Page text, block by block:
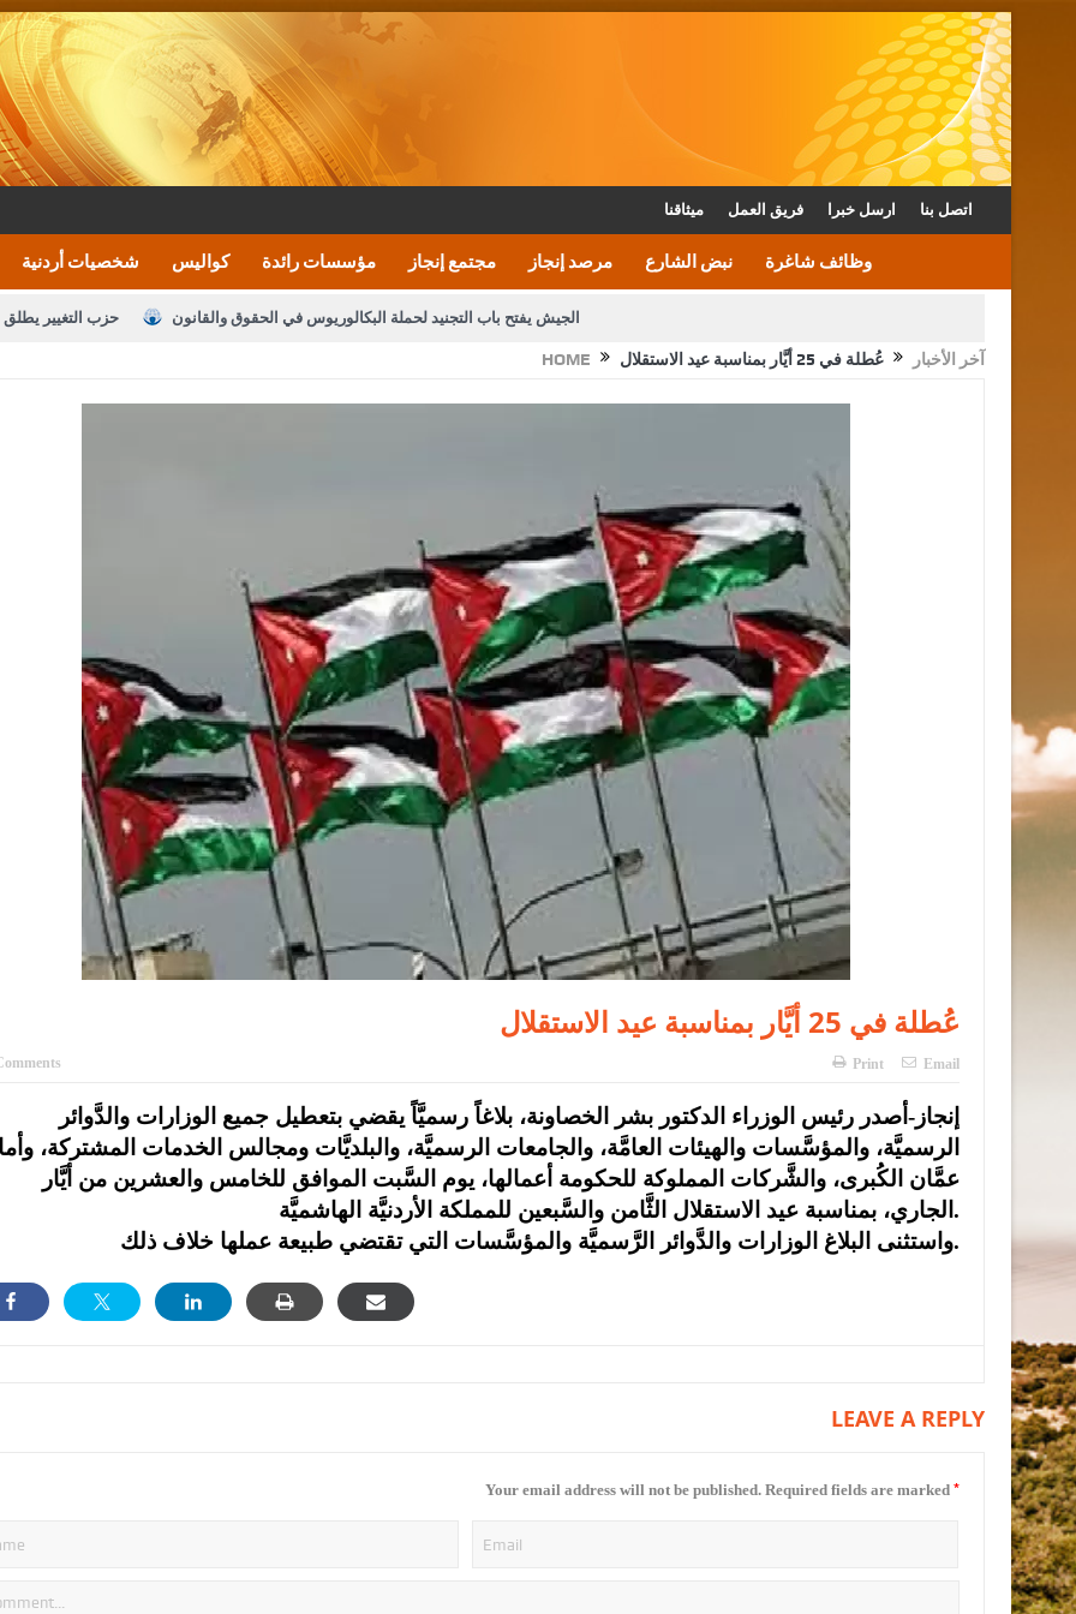
ميثاقنا فريق العمل ارسل خبرا اتصل بنا
شخصيات أردنية كواليس مؤسسات رائدة مجتمع إنجاز مرصد إنجاز نبض الشارع وظائف شاغرة
حزب التغيير الجيش يفتح باب التجنيد لحملة البكالوريوس في الحقوق والقانون
الأمن يتلف 16 مليون حبة كبتاجون و1480 كغم مواد مخدرة
القاضي يلتقي رؤساء تحرير الصحف اليومية ويؤكد حرص مجلس النواب على شراكة فاعلة مع الإعلام
HOME آخر الأخبار عُطلة في 25 أيَّار بمناسبة عيد الاستقلال
عُطلة في 25 أيَّار بمناسبة عيد الاستقلال
Print Email
إنجاز-أصدر رئيس الوزراء الدكتور بشر الخصاونة، بلاغاً رسميَّاً يقضي بتعطيل جميع الوزارات والدَّوائر
الرسميَّة، والمؤسَّسات والهيئات العامَّة، والجامعات الرسميَّة، والبلديَّات ومجالس الخدمات المشتركة،
عمَّان الكُبرى، والشَّركات المملوكة للحكومة أعمالها، يوم السَّبت الموافق للخامس والعشرين من أيَّار
الجاري، بمناسبة عيد الاستقلال الثَّامن والسَّبعين للمملكة الأردنيَّة الهاشميَّة.
واستثنى البلاغ الوزارات والدَّوائر الرَّسميَّة والمؤسَّسات التي تقتضي طبيعة عملها خلاف ذلك.
LEAVE A REPLY
Your email address will not be published. Required fields are marked *